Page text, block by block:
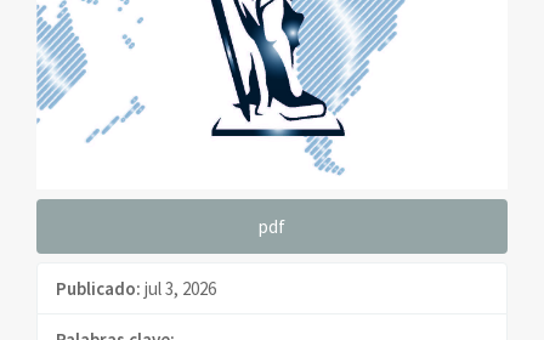
pdf
Publicado: jul 3, 2026